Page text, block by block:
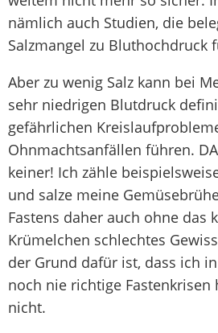
nämlich auch Studien, die
Salzmangel zu Bluthochdruck
Aber zu wenig Salz kann bei
sehr niedrigen Blutdruck
gefährlichen
Ohnmachtsanfällen führen.
keiner! Ich zähle
und salze meine
Fastens daher auch ohne das
Krümelchen schlechtes
der Grund dafür ist, dass ich
noch nie richtige Fastenkrisen
nicht.